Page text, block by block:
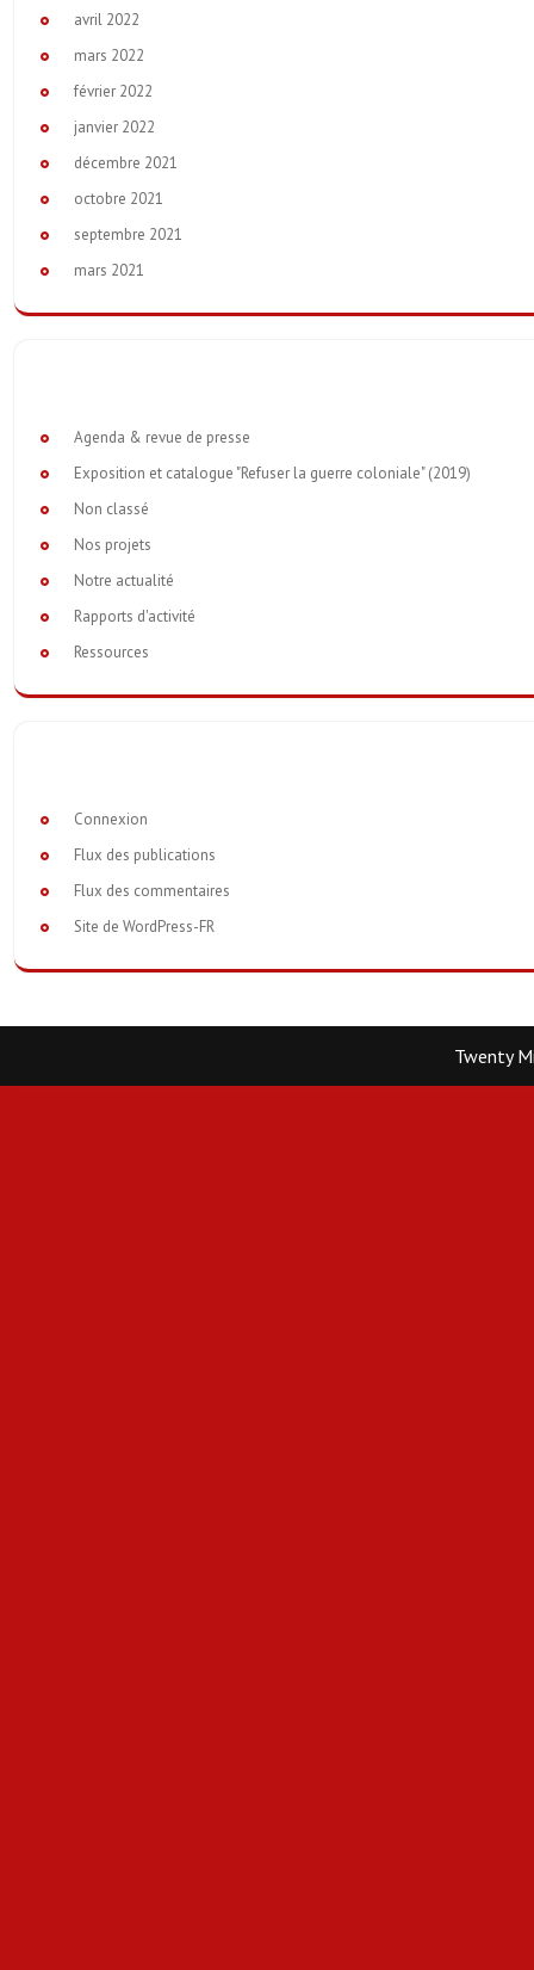
avril 2022
mars 2022
février 2022
janvier 2022
décembre 2021
octobre 2021
septembre 2021
mars 2021
Agenda & revue de presse
Exposition et catalogue "Refuser la guerre coloniale" (2019)
Non classé
Nos projets
Notre actualité
Rapports d'activité
Ressources
Connexion
Flux des publications
Flux des commentaires
Site de WordPress-FR
Twenty